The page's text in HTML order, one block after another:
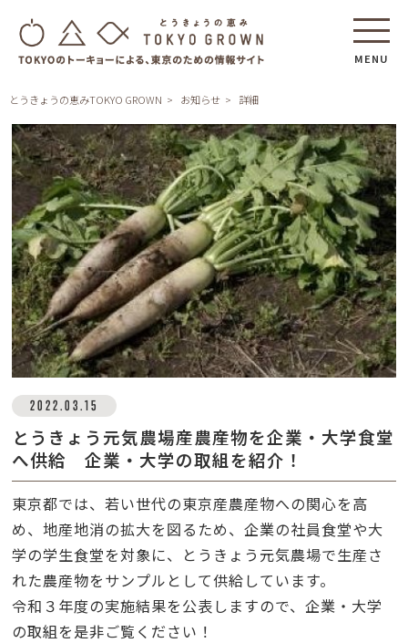
MENU
とうきょうの恵みTOKYO GROWN お知らせ 詳細
2022.03.15
とうきょう元気農場産農産物を企業・大学食堂
へ供給 企業・大学の取組を紹介！
東京都では、若い世代の東京産農産物への関心を高
め、地産地消の拡大を図るため、企業の社員食堂や大
学の学生食堂を対象に、とうきょう元気農場で生産さ
れた農産物をサンプルとして供給しています。
令和３年度の実施結果を公表しますので、企業・大学
の取組を是非ご覧ください！